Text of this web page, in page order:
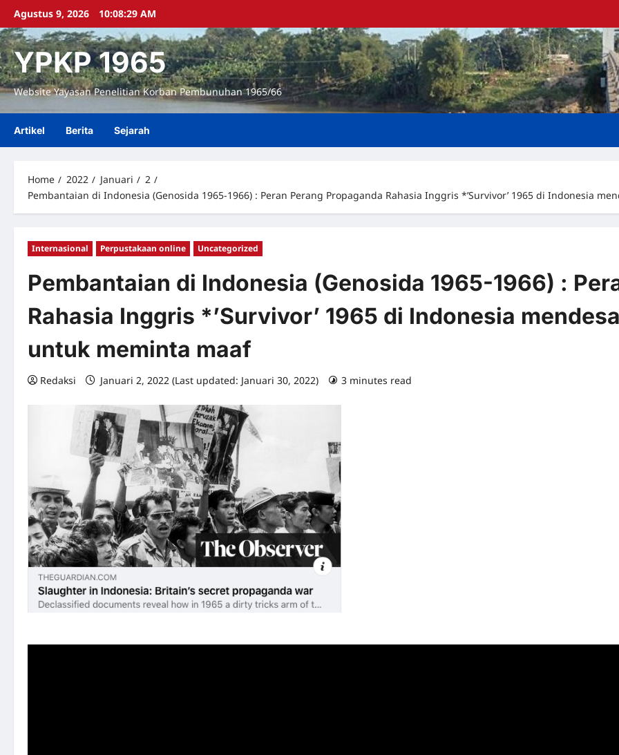
Skip
content
Agustus 9, 2026 10:08:30 AM
YPKP 1965
Website Yayasan Penelitian Korban Pembunuhan 1965/66
Artikel Berita Sejarah
Home 2022 Januari
2
Pembantaian di Indonesia (Genosida 1965-1966) : Peran Perang Propaganda Rahasia Inggris *’Survivor’ 1965 di Indonesia
Internasional Perpustakaan online Uncategorized
Pembantaian di Indonesia (Genosida 1965-1966) :
Rahasia Inggris *’Survivor’ 1965 di Indonesia
untuk meminta maaf
Redaksi Januari 2, 2022 (Last updated: Januari 30, 2022) 3 minutes read